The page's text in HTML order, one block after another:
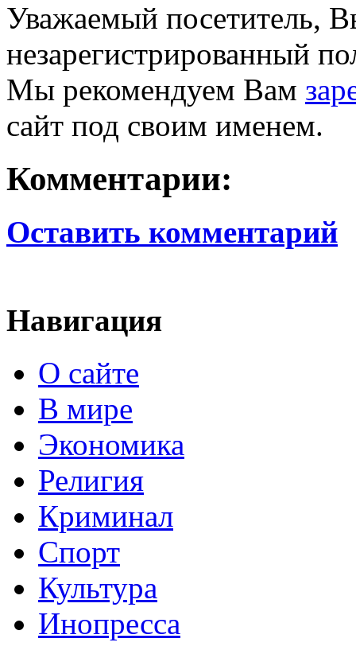
Уважаемый посетитель,
незарегистрированный
Мы рекомендуем Вам
сайт под своим именем.
Комментарии:
Оставить комментарий
Навигация
О сайте
В мире
Экономика
Религия
Криминал
Спорт
Культура
Инопресса